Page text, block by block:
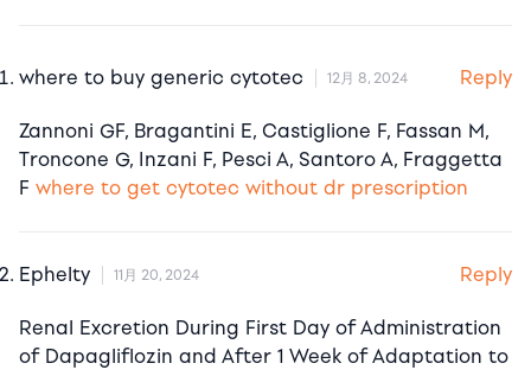
where to buy generic cytotec 12月 8, 2024 Reply
Zannoni GF, Bragantini E, Castiglione F, Fassan M,
Troncone G, Inzani F, Pesci A, Santoro A, Fraggetta
F where to get cytotec without dr prescription
Ephelty 11月 20, 2024 Reply
Renal Excretion During First Day of Administration
of Dapagliflozin and After 1 Week of Adaptation to